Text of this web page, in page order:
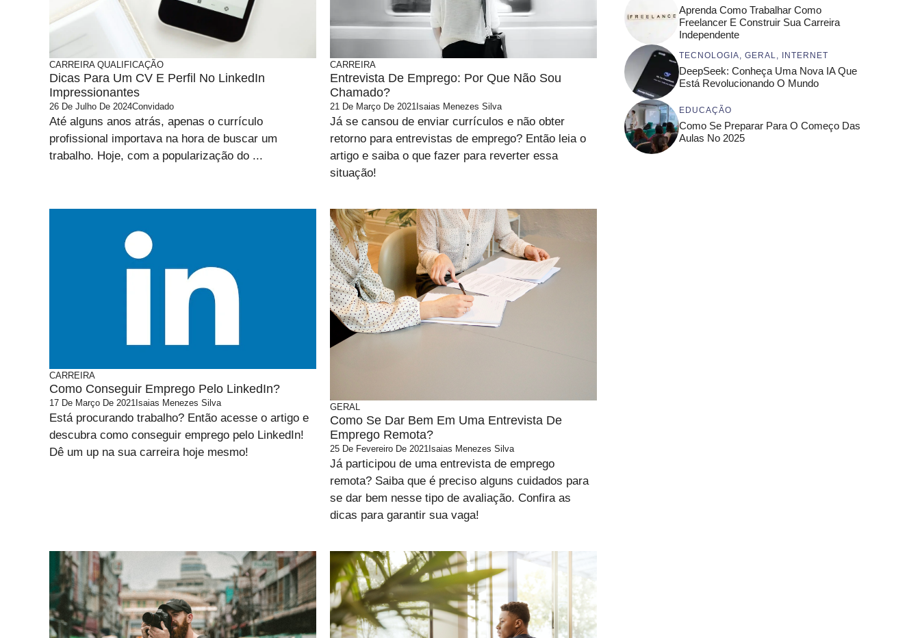
CARREIRA QUALIFICAÇÃO
Dicas Para Um CV E Perfil No LinkedIn
Impressionantes
26 De Julho De 2024Convidado
Até alguns anos atrás, apenas o currículo
profissional importava na hora de buscar um
trabalho. Hoje, com a popularização do ...
CARREIRA
Entrevista De Emprego: Por Que Não Sou
Chamado?
21 De Março De 2021 Isaias Menezes Silva
Já se cansou de enviar currículos e não obter
retorno para entrevistas de emprego? Então leia o
artigo e saiba o que fazer para reverter essa
situação!
CARREIRA
Como Conseguir Emprego Pelo LinkedIn?
17 De Março De 2021 Isaias Menezes Silva
Está procurando trabalho? Então acesse o artigo e
descubra como conseguir emprego pelo LinkedIn!
Dê um up na sua carreira hoje mesmo!
GERAL
Como Se Dar Bem Em Uma Entrevista De
Emprego Remota?
25 De Fevereiro De 2021 Isaias Menezes Silva
Já participou de uma entrevista de emprego
remota? Saiba que é preciso alguns cuidados para
se dar bem nesse tipo de avaliação. Confira as
dicas para garantir sua vaga!
Aprenda Como Trabalhar Como
Freelancer E Construir Sua Carreira
Independente
TECNOLOGIA GERAL INTERNET
DeepSeek: Conheça Uma Nova IA Que
Está Revolucionando O Mundo
EDUCAÇÃO
Como Se Preparar Para O Começo Das
Aulas No 2025